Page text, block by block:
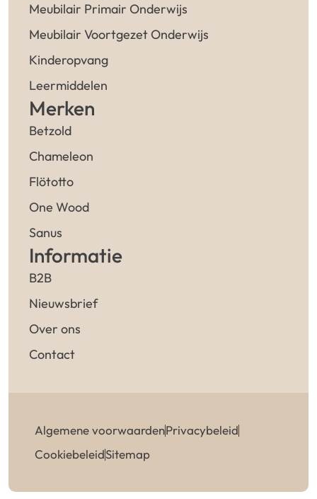
Meubilair Primair Onderwijs
Meubilair Voortgezet Onderwijs
Kinderopvang
Leermiddelen
Merken
Betzold
Chameleon
Flötotto
One Wood
Sanus
Informatie
B2B
Nieuwsbrief
Over ons
Contact
Algemene voorwaardenPrivacybeleid
CookiebeleidSitemap